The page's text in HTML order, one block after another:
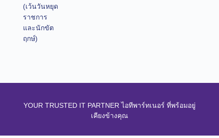
(เว้นวันหยุด
ราชการ
และนักขัต
ฤกษ์)
YOUR TRUSTED IT PARTNER ไอทีพาร์ทเนอร์ ที่พร้อมอยู่
เคียงข้างคุณ